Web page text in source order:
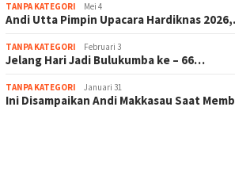
TANPA KATEGORI Mei 4
Andi Utta Pimpin Upacara Hardiknas
TANPA KATEGORI Februari 3
Jelang Hari Jadi Bulukumba ke – 66…
TANPA KATEGORI Januari 31
Ini Disampaikan Andi Makkasau Saat